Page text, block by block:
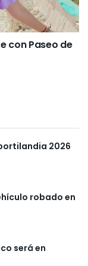
con Paseo de
2026
robado en
será en